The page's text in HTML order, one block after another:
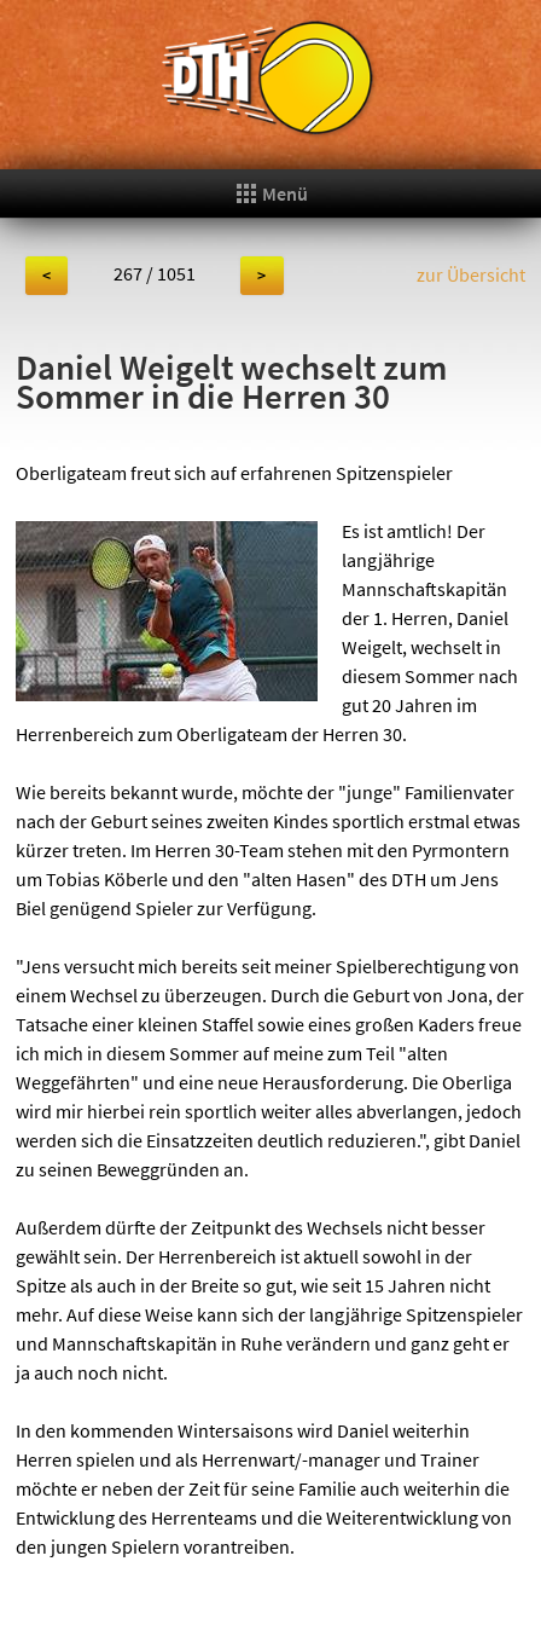
Menü
< 267 / 1051 > zur Übersicht
Daniel Weigelt wechselt zum
Sommer in die Herren 30
Oberligateam freut sich auf erfahrenen Spitzenspieler
Es ist amtlich! Der
langjährige
Mannschaftskapitän
der 1. Herren, Daniel
Weigelt, wechselt in
diesem Sommer nach
gut 20 Jahren im
Herrenbereich zum Oberligateam der Herren 30.
Wie bereits bekannt wurde, möchte der "junge" Familienvater
nach der Geburt seines zweiten Kindes sportlich erstmal etwas
kürzer treten. Im Herren 30-Team stehen mit den Pyrmontern
um Tobias Köberle und den "alten Hasen" des DTH um Jens
Biel genügend Spieler zur Verfügung.
"Jens versucht mich bereits seit meiner Spielberechtigung von
einem Wechsel zu überzeugen. Durch die Geburt von Jona, der
Tatsache einer kleinen Staffel sowie eines großen Kaders freue
ich mich in diesem Sommer auf meine zum Teil "alten
Weggefährten" und eine neue Herausforderung. Die Oberliga
wird mir hierbei rein sportlich weiter alles abverlangen, jedoch
werden sich die Einsatzzeiten deutlich reduzieren.", gibt Daniel
zu seinen Beweggründen an.
Außerdem dürfte der Zeitpunkt des Wechsels nicht besser
gewählt sein. Der Herrenbereich ist aktuell sowohl in der
Spitze als auch in der Breite so gut, wie seit 15 Jahren nicht
mehr. Auf diese Weise kann sich der langjährige Spitzenspieler
und Mannschaftskapitän in Ruhe verändern und ganz geht er
ja auch noch nicht.
In den kommenden Wintersaisons wird Daniel weiterhin
Herren spielen und als Herrenwart/-manager und Trainer
möchte er neben der Zeit für seine Familie auch weiterhin die
Entwicklung des Herrenteams und die Weiterentwicklung von
den jungen Spielern vorantreiben.